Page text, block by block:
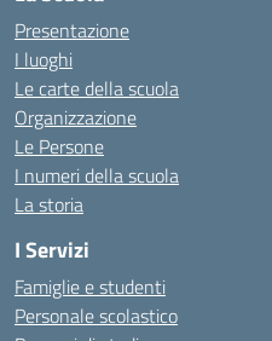
Presentazione
I luoghi
Le carte della scuola
Organizzazione
Le Persone
I numeri della scuola
La storia
I Servizi
Famiglie e studenti
Personale scolastico